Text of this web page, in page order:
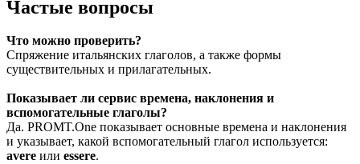
Частые вопросы
Что можно проверить?
Спряжение итальянских глаголов, а также формы
существительных и прилагательных.
Показывает ли сервис времена, наклонения и
вспомогательные глаголы?
Да. PROMT.One показывает основные времена и наклонения
и указывает, какой вспомогательный глагол используется:
avere или essere.